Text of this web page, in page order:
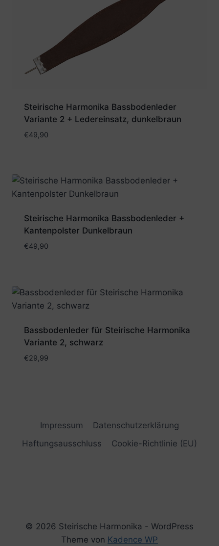
Steirische Harmonika Bassbodenleder
Variante 2 + Ledereinsatz, dunkelbraun
€49,90
Steirische Harmonika Bassbodenleder +
Kantenpolster Dunkelbraun
€49,90
Bassbodenleder für Steirische Harmonika
Variante 2, schwarz
€29,99
Impressum
Datenschutzerklärung
Haftungsausschluss
Cookie-Richtlinie (EU)
© 2026 Steirische Harmonika - WordPress
Theme von Kadence WP